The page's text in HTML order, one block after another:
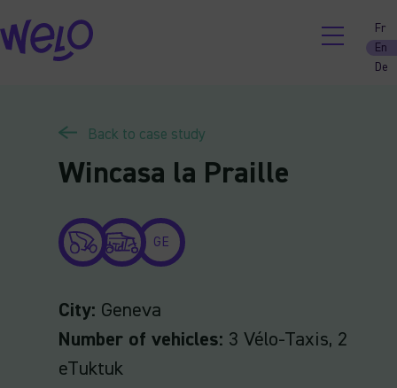
Skip
to
content
Fr
En
De
Back to case study
Wincasa la Praille
GE
City: Geneva
Number of vehicles: 3 Vélo-Taxis, 2
eTuktuk